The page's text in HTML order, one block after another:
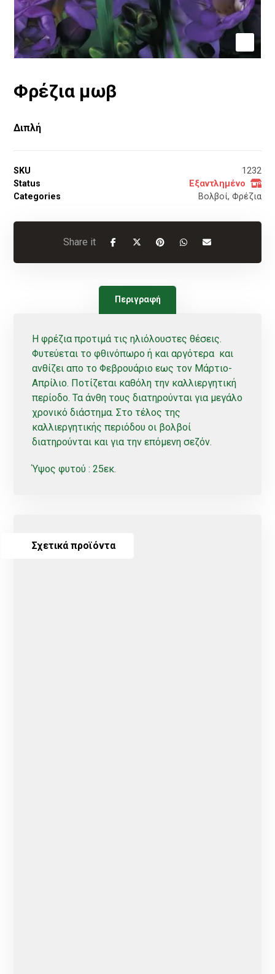
Φρέζια μωβ
Διπλή
SKU
1232
Status
Εξαντλημένο
Categories
Βολβοί, Φρέζια
Περιγραφή
Η φρέζια προτιμά τις ηλιόλουστες θέσεις.
Φυτεύεται το φθινόπωρο ή και αργότερα και
ανθίζει απο το Φεβρουάριο εως τον Μάρτιο-
Απρίλιο. Ποτίζεται καθόλη την καλλιεργητική
περίοδο. Τα άνθη τους διατηρούνται για μεγάλο
χρονικό διάστημα. Στο τέλος της
καλλιεργητικής περιόδου οι βολβοί
διατηρούνται και για την επόμενη σεζόν.
Ύψος φυτού : 25εκ.
Σχετικά προϊόντα